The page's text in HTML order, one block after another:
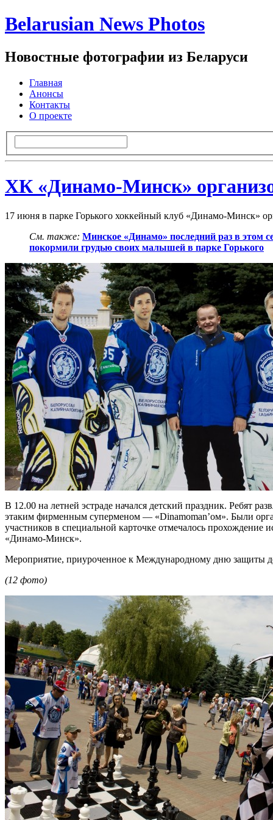
Belarusian News Photos
Новостные фотографии из Беларуси
Главная
Анонсы
Контакты
О проекте
ХК «Динамо-Минск»
17 июня в парке Горького хоккейный клуб «Динамо-Минск»
См. также: Минское «Динамо» последний раз в этом
покормили грудью своих малышей в парке Горького
В 12.00 на летней эстраде начался детский праздник. Ребят
этаким фирменным суперменом — «Dinamoman’ом». Были
участников в специальной карточке отмечалось
«Динамо-Минск».
Мероприятие, приуроченное к Международному дню защиты
(12 фото)